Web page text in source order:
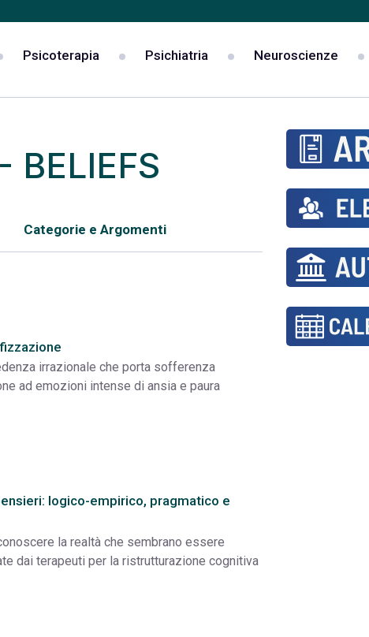
Psicoterapia Psichiatria Neuroscienze
BELIEFS
Categorie e Argomenti
irrazionale che porta sofferenza
ad emozioni intense di ansia e paura
logico-empirico, pragmatico e
la realtà che sembrano essere
dai terapeuti per la ristrutturazione cognitiva